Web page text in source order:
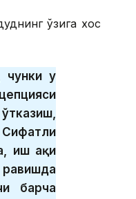
ўзига хос
чунки у
Сифатли
иш ҳақи
барча